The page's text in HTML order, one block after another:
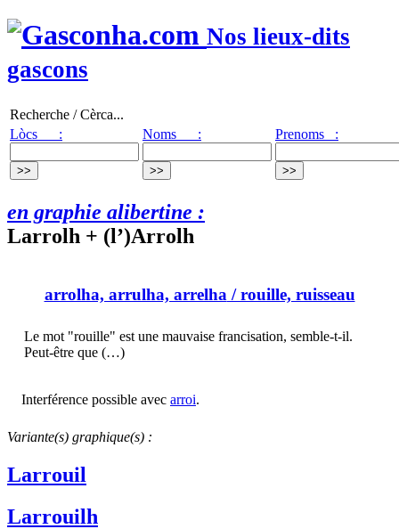
Nos lieux-dits
gascons
Recherche / Cèrca...
Lòcs :
Noms : Prenoms :
en graphie alibertine :
Larrolh + (l’)Arrolh
arrolha, arrulha, arrelha/ rouille, ruisseau
Le mot "rouille" est une mauvaise francisation, semble-t-il.
Peut-être que (…)
Interférence possible avec arroi.
Variante(s) graphique(s) :
Larrouil
Larrouilh